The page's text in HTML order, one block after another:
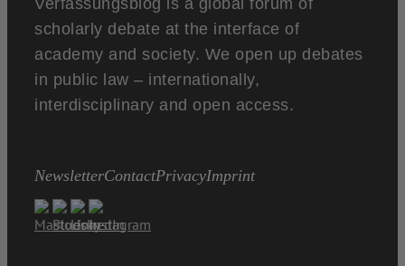
Verfassungsblog is a global forum of
scholarly debate at the interface of
academy and society. We open up debates
in public law – internationally,
interdisciplinary and open access.
NewsletterContactPrivacyImprint